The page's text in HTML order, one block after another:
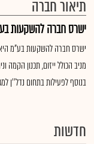
תיאור חברה
ישרס חברה להשקעות
ישרס חברה להשקעות בע"מ היא
מניב הכולל ייזום, תכנון הקמה
בנוסף לפעילות בתחום נדל''ן
חדשות